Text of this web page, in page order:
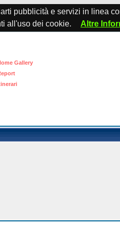
pubblicità e servizi in linea
all'uso dei cookie.
Altre
Gallery